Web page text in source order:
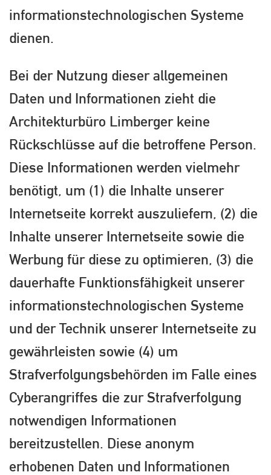
informationstechnologischen Systeme
dienen.
Bei der Nutzung dieser allgemeinen
Daten und Informationen zieht die
Architekturbüro Limberger keine
Rückschlüsse auf die betroffene Person.
Diese Informationen werden vielmehr
benötigt, um (1) die Inhalte unserer
Internetseite korrekt auszuliefern, (2) die
Inhalte unserer Internetseite sowie die
Werbung für diese zu optimieren, (3) die
dauerhafte Funktionsfähigkeit unserer
informationstechnologischen Systeme
und der Technik unserer Internetseite zu
gewährleisten sowie (4) um
Strafverfolgungsbehörden im Falle eines
Cyberangriffes die zur Strafverfolgung
notwendigen Informationen
bereitzustellen. Diese anonym
erhobenen Daten und Informationen